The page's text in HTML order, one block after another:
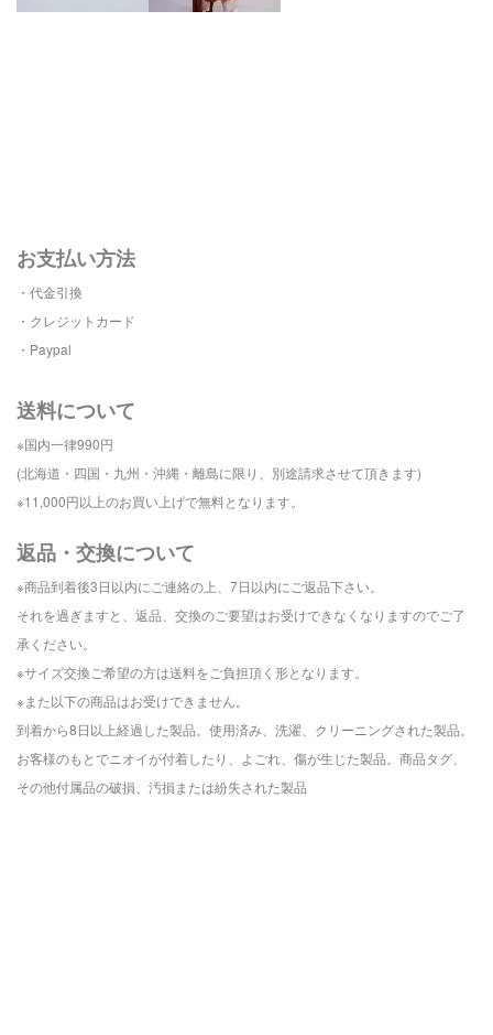
お支払い方法
・代金引換
・クレジットカード
・Paypal
送料について
※国内一律990円
(北海道・四国・九州・沖縄・離島に限り、別途請求させて頂きます)
※11,000円以上のお買い上げで無料となります。
返品・交換について
※商品到着後3日以内にご連絡の上、 7日以内にご返品下さい。
それを過ぎますと、 返品、交換のご要望はお受けできなくなりますのでご了
承ください。
※サイズ交換ご希望の方は送料をご負担頂く形となります。
※また以下の商品はお受けできません。
到着から8日以上経過した製品。 使用済み、洗濯、クリーニングされた製品。
お客様のもとでニオイが付着したり、よごれ、傷が生じた製品。 商品タグ、
その他付属品の破損、汚損または紛失された製品